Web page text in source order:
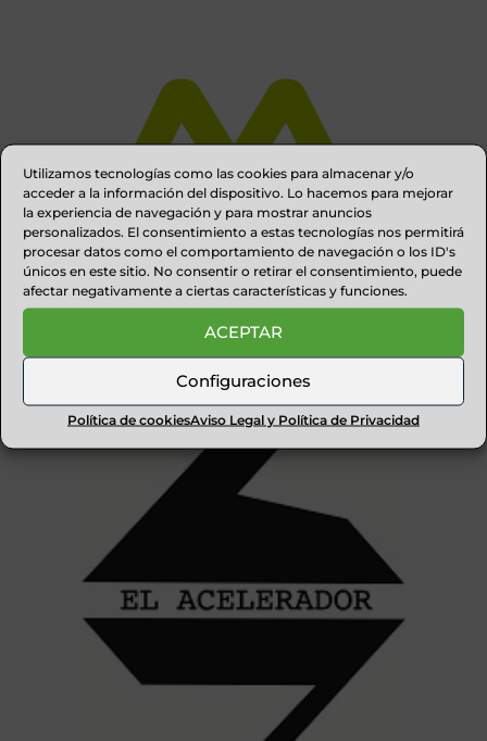
Utilizamos tecnologías como las cookies para almacenar y/o
acceder a la información del dispositivo. Lo hacemos para mejorar
la experiencia de navegación y para mostrar anuncios
personalizados. El consentimiento a estas tecnologías nos permitirá
procesar datos como el comportamiento de navegación o los ID's
únicos en este sitio. No consentir o retirar el consentimiento, puede
afectar negativamente a ciertas características y funciones.
ACEPTAR
Configuraciones
Política de cookiesAviso Legal y Política de Privacidad
COMERCIO PIRINEO TIENDAS
RECOMENDAMOS